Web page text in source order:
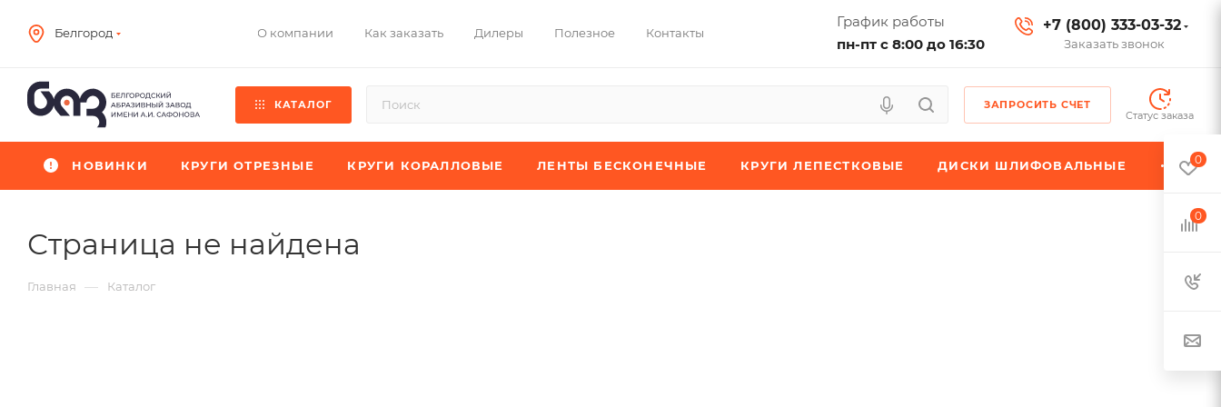
Белгород О компании Как заказать Дилеры Полезное Контакты
График работы
пн-пт с 8:00 до 16:30
+7 (800) 333-03-32
Заказать звонок
КАТАЛОГ
ЗАПРОСИТЬ СЧЕТ
Статус заказа
НОВИНКИ КРУГИ ОТРЕЗНЫЕ КРУГИ КОРАЛЛОВЫЕ ЛЕНТЫ БЕСКОНЕЧНЫЕ КРУГИ ЛЕПЕСТКОВЫЕ ДИСКИ ШЛИФОВАЛЬНЫЕ
Страница не найдена
Главная — Каталог
0
0